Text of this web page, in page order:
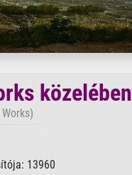
közelében
13960